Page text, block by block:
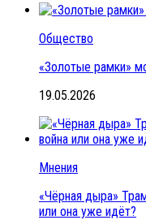
Общество
«Золотые рамки»
19.05.2026
Мнения
«Чёрная дыра»
или она уже идёт?